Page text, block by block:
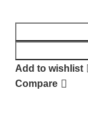
Add to wishlist
Compare